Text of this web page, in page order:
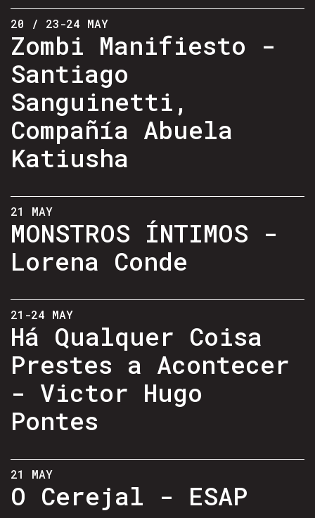
20 / 23-24 MAY
Zombi Manifiesto -
Santiago
Sanguinetti,
Compañía Abuela
Katiusha
21 MAY
MONSTROS ÍNTIMOS -
Lorena Conde
21-24 MAY
Há Qualquer Coisa
Prestes a Acontecer
- Victor Hugo
Pontes
21 MAY
O Cerejal - ESAP